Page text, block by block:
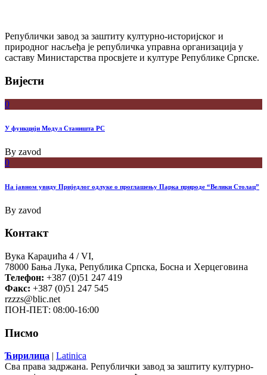
Републички завод за заштиту културно-историјског и
природног насљеђа је републичка управна организација у
саставу Министарства просвјете и културе Републике Српске.
Вијести
0
У функцији Модул Станишта РС
By zavod
0
На јавном увиду Приједлог oдлуке о проглашењу Парка природе “Велики Столац”
By zavod
Контакт
Вука Караџића 4 / VI,
78000 Бања Лука, Република Српска, Босна и Херцеговина
Телефон: +387 (0)51 247 419
Факс: +387 (0)51 247 545
rzzzs@blic.net
ПОН-ПЕТ: 08:00-16:00
Писмо
Ћирилица | Latinica
Сва права задржана. Републички завод за заштиту културно-